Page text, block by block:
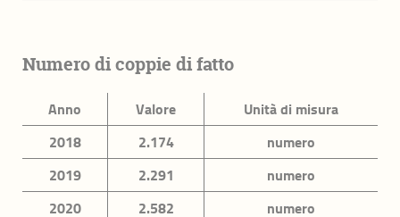
Numero di coppie di fatto
Anno Valore
Unità di misura
2018
2.174
numero
2019
2.291
numero
2020
2.582
numero
Occupazione e lavoro
Lista completa